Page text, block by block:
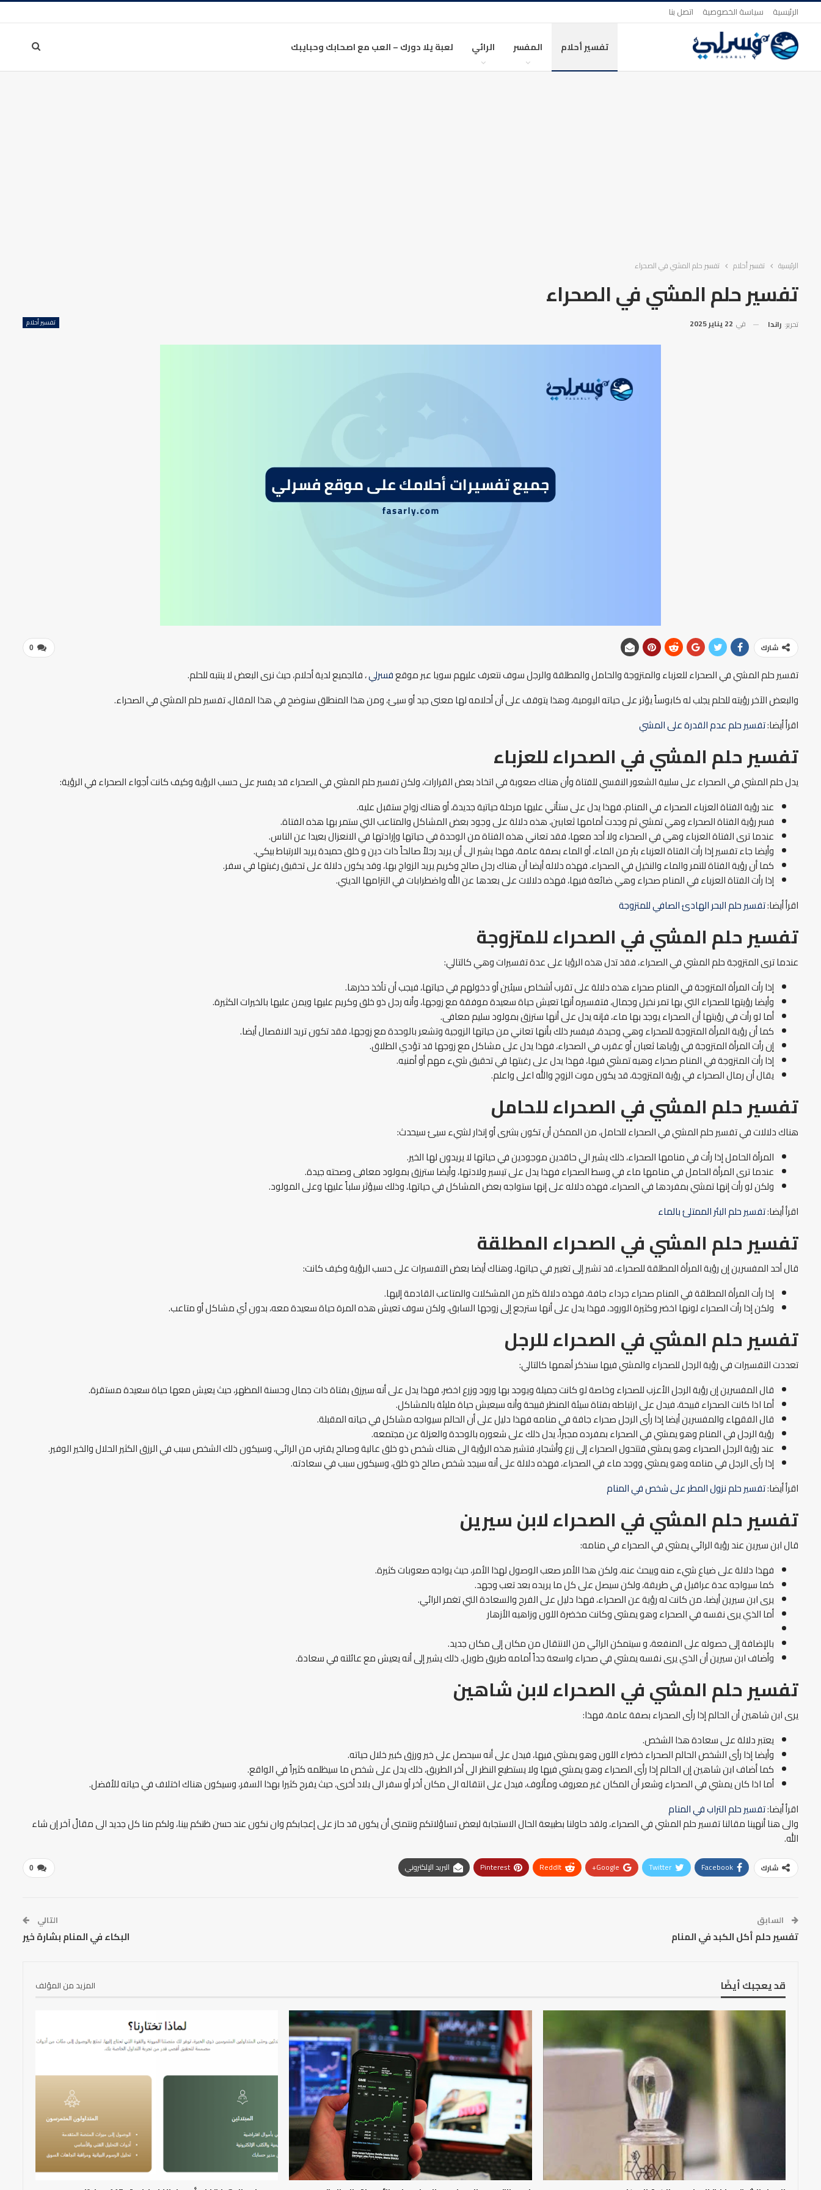
الرئيسية سياسة الخصوصية اتصل بنا
تفسير أحلام المفسر الرائي لعبة يلا دورك – العب مع اصحابك وحبايبك
الرئيسية تفسير أحلام تفسير حلم المشي في الصحراء
تفسير حلم المشي في الصحراء
تفسير أحلام تحرير: راندا في 22 يناير 2025
0 شارك
تفسير حلم المشي في الصحراء للعزباء والمتزوجة والحامل والمطلقة والرجل سوف نتعرف عليهم سويا عبر موقعفسرلي، فالجميع لدية أحلام، حيث نرى البعض لا ينتبه للحلم.
والبعض الآخر رؤيته للحلم يجلب له كابوساً يؤثر على حياته اليومية، وهذا يتوقف على أن أحلامه لها معنى جيد أو سيئ، ومن هذا المنطلق سنوضح في هذا المقال، تفسير حلم المشي في الصحراء.
اقرأ أيضا:تفسير حلم عدم القدرة على المشي
تفسير حلم المشي في الصحراء للعزباء
يدل حلم المشي في الصحراء على سلبية الشعور النفسي للفتاة وأن هناك صعوبة في اتخاذ بعض القرارات، ولكن تفسير حلم المشي في الصحراء قد يفسر على حسب الرؤية وكيف كانت أجواء الصحراء في الرؤية:
عند رؤية الفتاة العزباء الصحراء في المنام، فهذا يدل على ستأتي عليها مرحلة حياتية جديدة، أو هناك زواج ستقبل عليه.
فسر رؤية الفتاة الصحراء وهي تمشي ثم وجدت أمامها ثعابين، هذه دلالة على وجود بعض المشاكل والمتاعب التي ستمر بها هذه الفتاة.
عندما ترى الفتاة العزباء وهي في الصحراء ولا أحد معها، فقد تعاني هذه الفتاة من الوحدة في حياتها وإرادتها في الانعزال بعيدا عن الناس.
وأيضا جاء تفسير إذا رأت الفتاة العزباء بئر من الماء، أو الماء بصفة عامة، فهذا يشير الى أن يريد رجلاً صالحاً ذات دين و خلق حميدة يريد الارتباط بيكي.
كما أن رؤية الفتاة للتمر والماء والنخيل في الصحراء، فهذه دلاله أيضا أن هناك رجل صالح وكريم يريد الزواج بها، وقد يكون دلالة على تحقيق رغبتها في سفر.
إذا رأت الفتاة العزباء في المنام صحراء وهي ضائعة فيها، فهذه دلالات على بعدها عن الله واضطرابات في التزامها الديني.
اقرأ أيضا:تفسير حلم البحر الهادئ الصافي للمتزوجة
تفسير حلم المشي في الصحراء للمتزوجة
عندما ترى المتزوجة حلم المشي في الصحراء، فقد تدل هذه الرؤيا على عدة تفسيرات وهي كالتالي:
إذا رأت المرأة المتزوجة في المنام صحراء هذه دلالة على تقرب أشخاص سيئين أو دخولهم في حياتها، فيجب أن تأخذ حذرها.
وأيضا رؤيتها للصحراء التي بها تمر نخيل وجمال، فتفسيره أنها تعيش حياة سعيدة موفقة مع زوجها، وأنه رجل ذو خلق وكريم عليها ويمن عليها بالخيرات الكثيرة.
أما لو رأت في رؤيتها أن الصحراء يوجد بها ماء، فإنه يدل على أنها سترزق بمولود سليم معافى.
كما أن رؤية المرأة المتزوجة للصحراء وهي وحيدة، فيفسر ذلك بأنها تعاني من حياتها الزوجية وتشعر بالوحدة مع زوجها، فقد تكون تريد الانفصال أيضا.
إن رأت المرأة المتزوجة في رؤياها ثعبان أو عقرب في الصحراء، فهذا يدل على مشاكل مع زوجها قد تؤدي الطلاق.
إذا رأت المتزوجة في المنام صحراء وهيه تمشي فيها، فهذا يدل على رغبتها في تحقيق شيء مهم أو أمنيه.
يقال أن رمال الصحراء في رؤية المتزوجة، قد يكون موت الزوج والله اعلى واعلم.
تفسير حلم المشي في الصحراء للحامل
هناك دلالات في تفسير حلم المشي في الصحراء للحامل، من الممكن أن تكون بشرى أو إنذار لشيء سيئ سيحدث:
المرأة الحامل إذا رأت في منامها الصحراء، ذلك يشير الي حاقدين موجودين في حياتها لا يريدون لها الخير.
عندما ترى المرأة الحامل في منامها ماء في وسط الصحراء فهذا يدل على تيسير ولادتها، وأيضا سترزق بمولود معافى وصحته جيدة.
ولكن لو رأت إنها تمشي بمفردها في الصحراء، فهذه دلاله على إنها ستواجه بعض المشاكل في حياتها، وذلك سيؤثر سلباً عليها وعلى المولود.
اقرأ أيضا:تفسير حلم البئر الممتلئ بالماء
تفسير حلم المشي في الصحراء المطلقة
قال أحد المفسرين إن رؤية المرأة المطلقة للصحراء، قد تشير إلى تغيير في حياتها، وهناك أيضا بعض التفسيرات على حسب الرؤية وكيف كانت:
إذا رأت المرأة المطلقة في المنام صحراء جرداء جافة، فهذه دلالة كثير من المشكلات والمتاعب القادمة إليها.
ولكن إذا رأت الصحراء لونها اخضر وكثيرة الورود، فهذا يدل على أنها سترجع إلى زوجها السابق، ولكن سوف تعيش هذه المرة حياة سعيدة معه، بدون أي مشاكل أو متاعب.
تفسير حلم المشي في الصحراء للرجل
تعددت التفسيرات في رؤية الرجل للصحراء والمشي فيها سنذكر أهمها كالتالي:
قال المفسرين إن رؤية الرجل الأعزب للصحراء وخاصة لو كانت جميلة ويوجد بها ورود وزرع اخضر، فهذا يدل على أنه سيرزق بفتاة ذات جمال وحسنة المظهر، حيث يعيش معها حياة سعيدة مستقرة.
أما اذا كانت الصحراء قبيحة، فيدل على ارتباطه بفتاة سيئة المنظر قبيحة وأنه سيعيش حياة مليئة بالمشاكل.
قال الفقهاء والمفسرين أيضا إذا رأى الرجل صحراء جافة في منامه فهذا دليل على أن الحالم سيواجه مشاكل في حياته المقبلة.
رؤية الرجل في المنام وهو يمشي في الصحراء بمفرده مجبراً، يدل ذلك على شعوره بالوحدة والعزلة عن مجتمعه.
عند رؤية الرجل الصحراء وهو يمشي فتتحول الصحراء إلى زرع وأشجار، فتشير هذه الرؤية الى هناك شخص ذو خلق عالية وصالح يقترب من الرائي، وسيكون ذلك الشخص سبب في الرزق الكثير الحلال والخير الوفير.
إذا رأى الرجل في منامه وهو يمشي ووجد ماء في الصحراء، فهذه دلالة على أنه سيجد شخص صالح ذو خلق، وسيكون سبب في سعادته.
اقرأ أيضا:تفسير حلم نزول المطر على شخص في المنام
تفسير حلم المشي في الصحراء لابن سيرين
قال ابن سيرين عند رؤية الرائي يمشي في الصحراء في منامه:
فهذا دلالة على ضياع شيء منه ويبحث عنه، ولكن هذا الأمر صعب الوصول لهذا الأمر، حيث يواجه صعوبات كثيرة.
كما سيواجه عدة عراقيل في طريقة، ولكن سيصل على كل ما يريده بعد تعب وجهد.
يرى ابن سيرين أيضا، من كانت له رؤية عن الصحراء، فهذا دليل على الفرح والسعادة التي تغمر الرائي.
أما الذي يرى نفسه في الصحراء وهو يمشى وكانت مخضرة اللون وزاهيه الأزهار
بالإضافة إلى حصوله على المنفعة، و سيتمكن الرائي من الانتقال من مكان إلى مكان جديد.
وأضاف ابن سيرين أن الذي يرى نفسه يمشي في صحراء واسعة جداً أمامه طريق طويل، ذلك يشير إلى أنه يعيش مع عائلته في سعادة.
تفسير حلم المشي في الصحراء لابن شاهين
يرى ابن شاهين أن الحالم إذا رأى الصحراء بصفة عامة، فهذا:
يعتبر دلالة على سعادة هذا الشخص.
وأيضا إذا رأى الشخص الحالم الصحراء خضراء اللون وهو يمشي فيها، فيدل على أنه سيحصل على خير ورزق كبير خلال حياته.
كما أضاف ابن شاهين إن الحالم إذا رأى الصحراء وهو يمشي فيها ولا يستطيع النظر الى أخر الطريق، ذلك يدل على شخص ما سيظلمه كثيراً في الواقع.
أما اذا كان يمشي في الصحراء وشعر أن المكان غير معروف ومألوف، فيدل على انتقاله الى مكان أخر أو سفر الى بلاد أخرى، حيث يفرح كثيرا بهذا السفر، وسيكون هناك اختلاف في حياته للأفضل.
اقرأ أيضا:تفسير حلم التراب في المنام
والى هنا أنهينا مقالنا تفسير حلم المشي في الصحراء، ولقد حاولنا بطبيعة الحال الاستجابة لبعض تساؤلاتكم ونتمنى أن يكون قد حاز على إعجابكم وان نكون عند حسن ظنكم بينا، ولكم منا كل جديد الى مقالً آخر إن شاء
الله.
0 شارك Facebook
Twitter
Google+
ReddIt
Pinterest البريد الإلكتروني
السابق
تفسير حلم أكل الكبد في المنام
التالي
البكاء في المنام بشارة خير
قد يعجبك أيضًا المزيد من المؤلف